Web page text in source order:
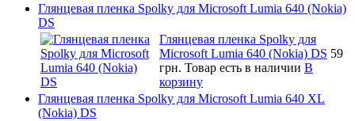
Глянцевая пленка Spolky для Microsoft Lumia 640 (Nokia)
DS
Глянцевая пленка Spolky для
Microsoft Lumia 640 (Nokia) DS 59
грн. Товар есть в наличии В
корзину
Глянцевая пленка Spolky для Microsoft Lumia 640 XL
(Nokia) DS